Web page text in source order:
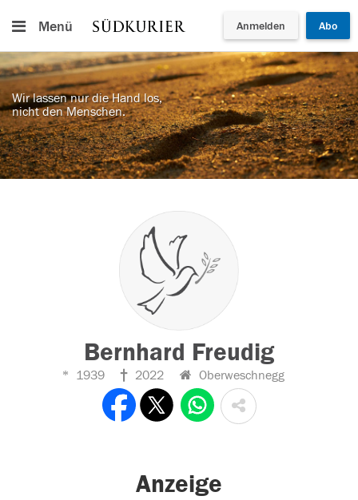
Menü Anmelden Abo
Wir lassen nur die Hand los,
nicht den Menschen.
Bernhard Freudig
1939 2022 Oberweschnegg
Anzeige